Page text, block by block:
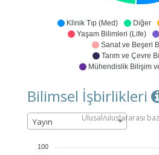
Klinik Tıp (Med) Diğer
Yaşam Bilimleri (Life)
Sanat ve Beşeri
Tarım ve Çevre
Mühendislik Bilişim
Bilimsel İşbirlikleri
Yayın Ulusal/uluslararası
100